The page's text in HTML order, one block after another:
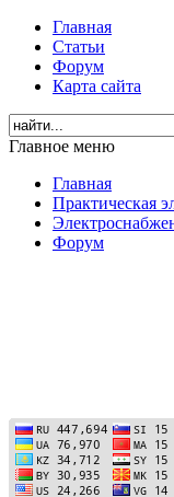
Главная
Статьи
Форум
Карта сайта
Главное меню
Главная
Практическая
Форум